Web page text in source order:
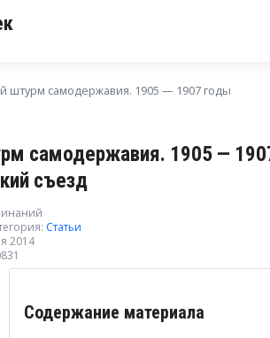
штурм самодержавия. 1905 — 1907 годы
самодержавия. 1905 —
съезд
Статьи
2014
Содержание материала